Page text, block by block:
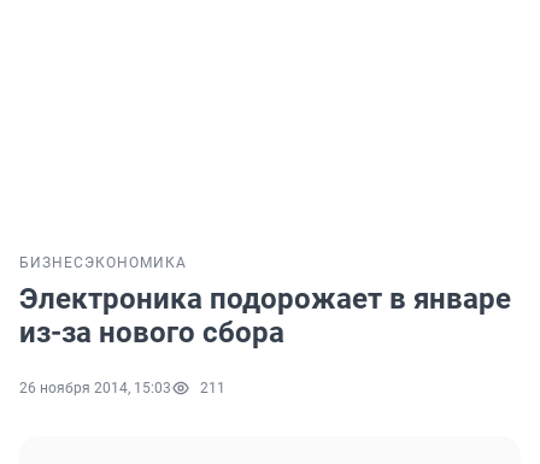
БИЗНЕС ЭКОНОМИКА
Электроника подорожает в январе
из-за нового сбора
26 ноября 2014, 15:03 211